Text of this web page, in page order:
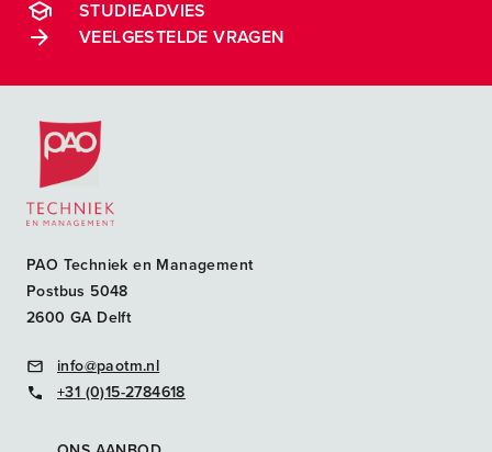
STUDIEADVIES
VEELGESTELDE VRAGEN
Postacademische cursussen, leergangen en opleidingen
PAO Techniek en Management
Postbus 5048
2600 GA Delft
info@paotm.nl
+31 (0)15-2784618